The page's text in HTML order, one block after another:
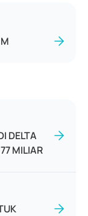
DELTA
MILIAR